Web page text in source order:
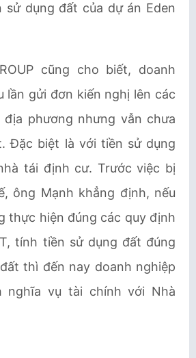
dụng đất của dự án Eden
cũng cho biết, doanh
lần gửi đơn kiến nghị lên các
phương nhưng vẫn chưa
Đặc biệt là với tiền sử dụng
tái định cư. Trước việc bị
ông Mạnh khẳng định, nếu
thực hiện đúng các quy định
tính tiền sử dụng đất đúng
thì đến nay doanh nghiệp
nghĩa vụ tài chính với Nhà